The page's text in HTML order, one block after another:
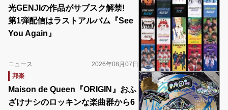
光GENJIの作品がサブスク解禁!
第1弾配信はラストアルバム『See
You Again』
ニュース
2026年08月07日
邦楽
Maison de Queen『ORIGIN』おふ
ざけナシのロッキンな楽曲群から6